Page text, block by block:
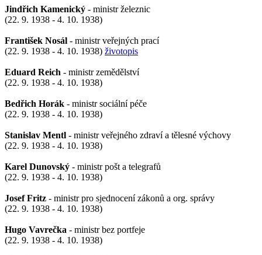
Jindřich Kamenický - ministr železnic
(22. 9. 1938 - 4. 10. 1938)
František Nosál - ministr veřejných prací
(22. 9. 1938 - 4. 10. 1938) životopis
Eduard Reich - ministr zemědělství
(22. 9. 1938 - 4. 10. 1938)
Bedřich Horák - ministr sociální péče
(22. 9. 1938 - 4. 10. 1938)
Stanislav Mentl - ministr veřejného zdraví a tělesné výchovy
(22. 9. 1938 - 4. 10. 1938)
Karel Dunovský - ministr pošt a telegrafů
(22. 9. 1938 - 4. 10. 1938)
Josef Fritz - ministr pro sjednocení zákonů a org. správy
(22. 9. 1938 - 4. 10. 1938)
Hugo Vavrečka - ministr bez portfeje
(22. 9. 1938 - 4. 10. 1938)